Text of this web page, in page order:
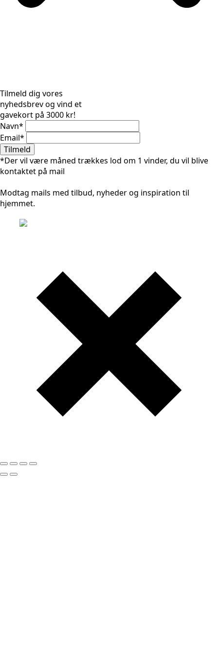
Tilmeld dig vores
nyhedsbrev og vind et
gavekort på 3000 kr!
Navn*
Email*
Tilmeld
*Der vil være måned trækkes lod om 1 vinder, du vil blive
kontaktet på mail
Modtag mails med tilbud, nyheder og inspiration til
hjemmet.